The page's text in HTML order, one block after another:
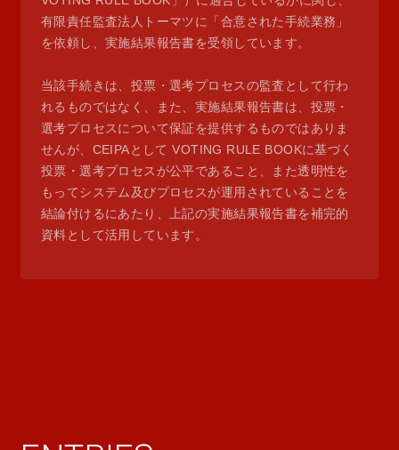
有限責任監査法人トーマツに「合意された手続業務」
を依頼し、実施結果報告書を受領しています。
当該手続きは、投票・選考プロセスの監査として行わ
れるものではなく、また、実施結果報告書は、投票・
選考プロセスについて保証を提供するものではありま
せんが、CEIPAとして VOTING RULE BOOKに基づく
投票・選考プロセスが公平であること、また透明性を
もってシステム及びプロセスが運用されていることを
結論付けるにあたり、上記の実施結果報告書を補完的
資料として活用しています。